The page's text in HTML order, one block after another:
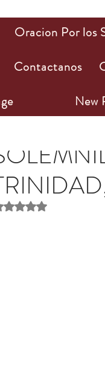
Obtuvo NaN de 5
Oracion Por los
Contactanos
New